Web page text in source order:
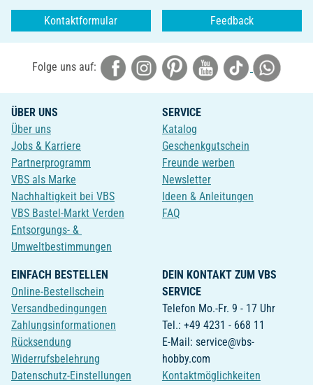
Kontaktformular Feedback
Folge uns auf:
ÜBER UNS
Über uns
Jobs & Karriere
Partnerprogramm
VBS als Marke
Nachhaltigkeit bei VBS
VBS Bastel-Markt Verden
Entsorgungs- &
Umweltbestimmungen
SERVICE
Katalog
Geschenkgutschein
Freunde werben
Newsletter
Ideen & Anleitungen
FAQ
EINFACH BESTELLEN
Online-Bestellschein
Versandbedingungen
Zahlungsinformationen
Rücksendung
Widerrufsbelehrung
Datenschutz-Einstellungen
DEIN KONTAKT ZUM VBS
SERVICE
Telefon Mo.-Fr. 9 - 17 Uhr
Tel.: +49 4231 - 668 11
E-Mail: service@vbs-
hobby.com
Kontaktmöglichkeiten